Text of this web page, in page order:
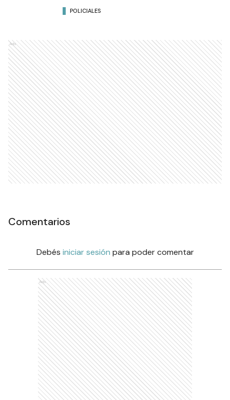
POLICIALES
Ads
Comentarios
Debés iniciar sesión para poder comentar
Ads